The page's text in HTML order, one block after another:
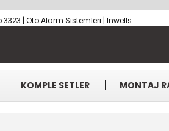
KOMPLE SETLER MONTAJ